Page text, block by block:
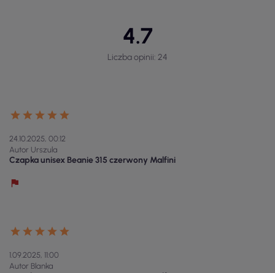
4.7
Liczba opinii: 24
24.10.2025, 00:12
Autor Urszula
Czapka unisex Beanie 315 czerwony Malfini
1.09.2025, 11:00
Autor Blanka